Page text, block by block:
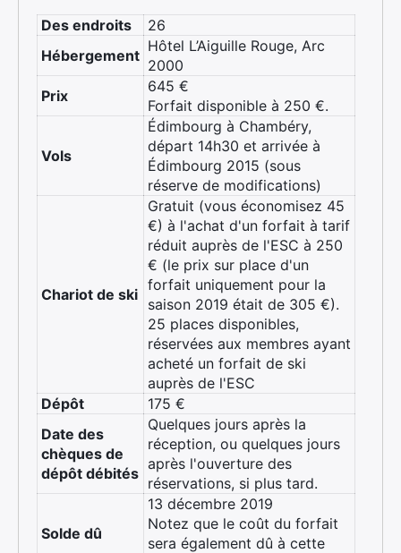
Des endroits
26
Hébergement
Hôtel L’Aiguille Rouge, Arc
2000
Prix
645 €
Forfait disponible à 250 €.
Vols
Édimbourg à Chambéry,
départ 14h30 et arrivée à
Édimbourg 2015 (sous
réserve de modifications)
Chariot de ski
Gratuit (vous économisez 45
€) à l'achat d'un forfait à tarif
réduit auprès de l'ESC à 250
€ (le prix sur place d'un
forfait uniquement pour la
saison 2019 était de 305 €).
25 places disponibles,
réservées aux membres ayant
acheté un forfait de ski
auprès de l'ESC
Dépôt
175 €
Date des
chèques de
dépôt débités
Quelques jours après la
réception, ou quelques jours
après l'ouverture des
réservations, si plus tard.
Solde dû
13 décembre 2019
Notez que le coût du forfait
sera également dû à cette